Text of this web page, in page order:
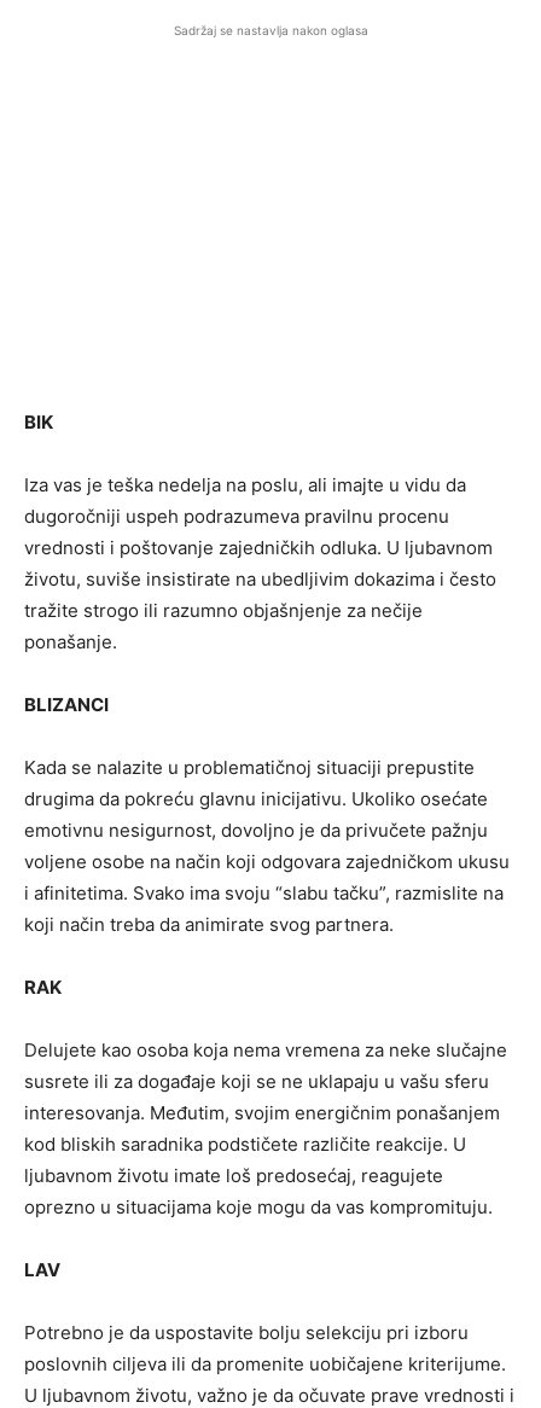
Sadržaj se nastavlja nakon oglasa
BIK
Iza vas je teška nedelja na poslu, ali imajte u vidu da
dugoročniji uspeh podrazumeva pravilnu procenu
vrednosti i poštovanje zajedničkih odluka. U ljubavnom
životu, suviše insistirate na ubedljivim dokazima i često
tražite strogo ili razumno objašnjenje za nečije
ponašanje.
BLIZANCI
Kada se nalazite u problematičnoj situaciji prepustite
drugima da pokreću glavnu inicijativu. Ukoliko osećate
emotivnu nesigurnost, dovoljno je da privučete pažnju
voljene osobe na način koji odgovara zajedničkom ukusu
i afinitetima. Svako ima svoju “slabu tačku”, razmislite na
koji način treba da animirate svog partnera.
RAK
Delujete kao osoba koja nema vremena za neke slučajne
susrete ili za događaje koji se ne uklapaju u vašu sferu
interesovanja. Međutim, svojim energičnim ponašanjem
kod bliskih saradnika podstičete različite reakcije. U
ljubavnom životu imate loš predosećaj, reagujete
oprezno u situacijama koje mogu da vas kompromituju.
LAV
Potrebno je da uspostavite bolju selekciju pri izboru
poslovnih ciljeva ili da promenite uobičajene kriterijume.
U ljubavnom životu, važno je da očuvate prave vrednosti i